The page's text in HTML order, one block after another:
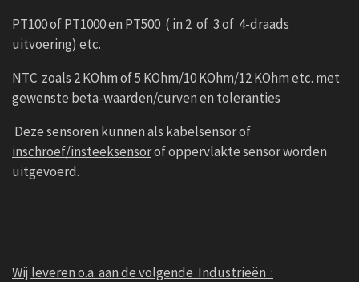
PT100 of PT1000 en PT500 ( in 2 of 3 of 4-draads
uitvoering) etc.
NTC zoals 2 KOhm of 5 KOhm/10 KOhm/12 KOhm etc. met
gewenste beta-waarden/curven en toleranties
Deze sensoren kunnen als kabelsensor of
inschroef/insteeksensorof oppervlakte sensor worden
uitgevoerd.
Wij leveren o.a. aan de volgende Industrieën :